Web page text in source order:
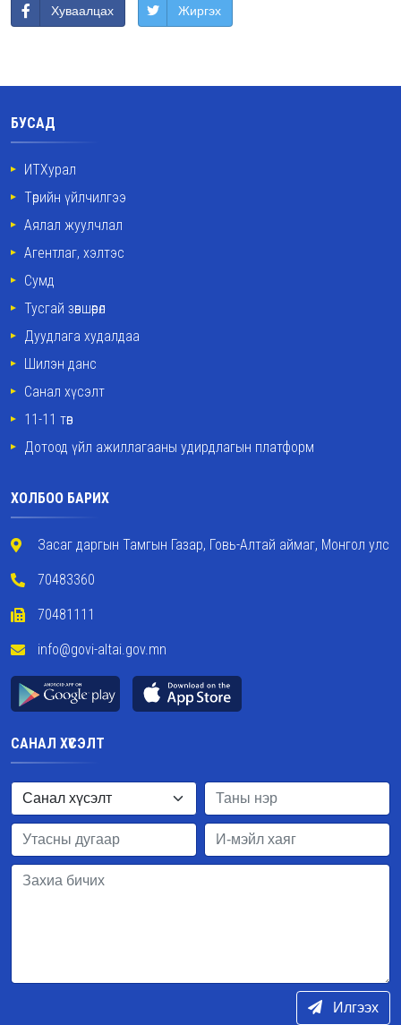
Хуваалцах Жиргэх
БУСАД
ИТХурал
Төрийн үйлчилгээ
Аялал жуулчлал
Агентлаг, хэлтэс
Сумд
Тусгай зөвшөөрөл
Дуудлага худалдаа
Шилэн данс
Санал хүсэлт
11-11 төв
Дотоод үйл ажиллагааны удирдлагын платформ
ХОЛБОО БАРИХ
Засаг даргын Тамгын Газар, Говь-Алтай аймаг, Монгол улс
70483360
70481111
info@govi-altai.gov.mn
САНАЛ ХҮСЭЛТ
Илгээх